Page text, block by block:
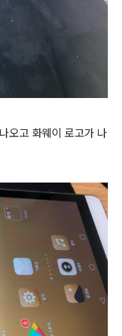
오고 화웨이 로고가 나